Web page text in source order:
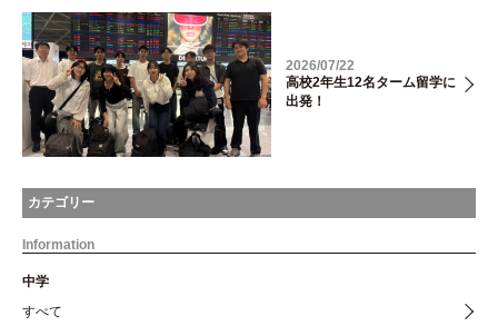
2026/07/22
高校2年生12名ターム留学に
出発！
カテゴリー
Information
中学
すべて